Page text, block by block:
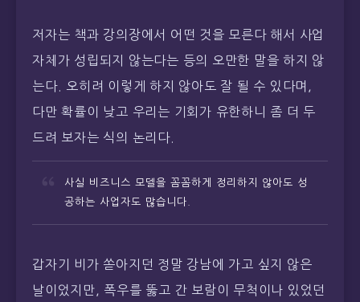
저자는 책과 강의장에서 어떤 것을 모른다 해서 사업
자체가 성립되지 않는다는 등의 오만한 말을 하지 않
는다. 오히려 이렇게 하지 않아도 잘 될 수 있다며,
다만 확률이 낮고 우리는 기회가 유한하니 좀 더 두
드려 보자는 식의 논리다.
사실 비즈니스 모델을 꼼꼼하게 정리하지 않아도 성
공하는 사업자도 많습니다.
갑자기 비가 쏟아지던 정말 강남에 가고 싶지 않은
날이었지만, 폭우를 뚫고 간 보람이 무척이나 있었던